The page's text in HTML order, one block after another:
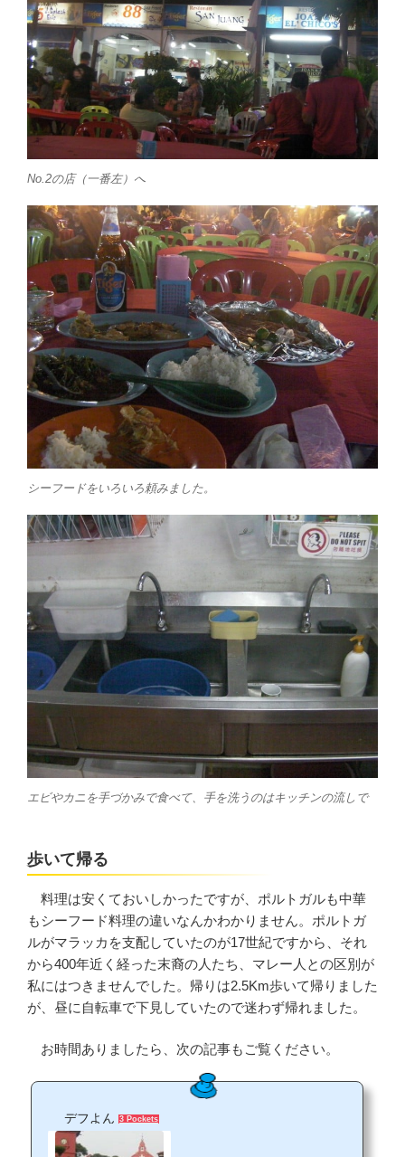
No.2の店（一番左）へ
シーフードをいろいろ頼みました。
エビやカニを手づかみで食べて、手を洗うのはキッチンの流しで
歩いて帰る
料理は安くておいしかったですが、ポルトガルも中華
もシーフード料理の違いなんかわかりません。ポルトガ
ルがマラッカを支配していたのが17世紀ですから、それ
から400年近く経った末裔の人たち、マレー人との区別が
私にはつきませんでした。帰りは2.5Km歩いて帰りました
が、昼に自転車で下見していたので迷わず帰れました。
お時間ありましたら、次の記事もご覧ください。
デフよん 3 Pockets